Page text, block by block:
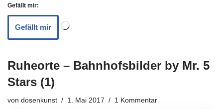
Gefällt mir:
Gefällt mir
Ruheorte – Bahnhofsbilder by Mr. 5
Stars (1)
von dosenkunst 1. Mai 2017 1 Kommentar